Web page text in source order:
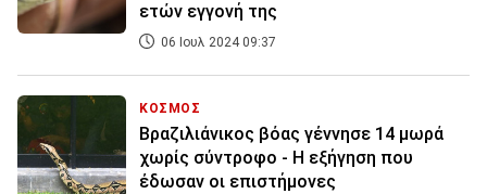
ετών εγγονή της
06 Ιουλ 2024 09:37
ΚΟΣΜΟΣ
Βραζιλιάνικος βόας γέννησε 14 μωρά
χωρίς σύντροφο - Η εξήγηση που
έδωσαν οι επιστήμονες